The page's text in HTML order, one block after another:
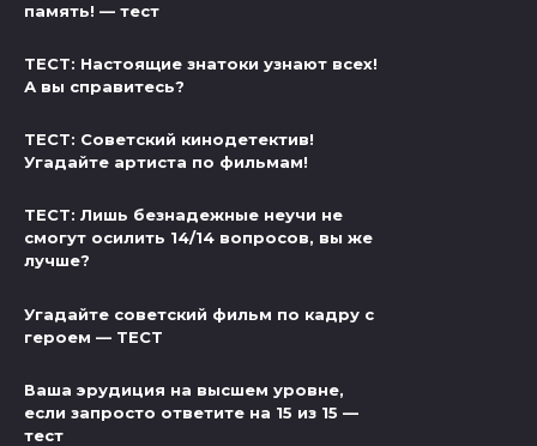
память! — тест
ТЕСТ: Настоящие знатоки узнают всех!
А вы справитесь?
ТЕСТ: Советский кинодетектив!
Угадайте артиста по фильмам!
ТЕСТ: Лишь безнадежные неучи не
смогут осилить 14/14 вопросов, вы же
лучше?
Угадайте советский фильм по кадру с
героем — ТЕСТ
Ваша эрудиция на высшем уровне,
если запросто ответите на 15 из 15 —
тест